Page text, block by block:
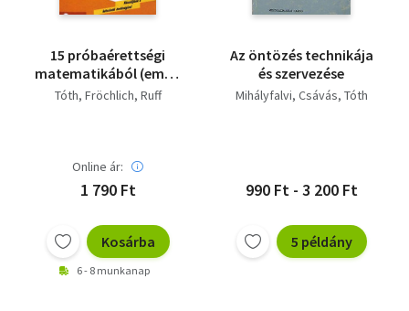
15 próbaérettségi
matematikából (emelt
szint - írásbeli)
Tóth Fröchlich Ruff
Online ár:
1 790 Ft
Kosárba
6 - 8 munkanap
Az öntözés technikája
és szervezése
Mihályfalvi Csávás Tóth
990 Ft - 3 200 Ft
5 példány